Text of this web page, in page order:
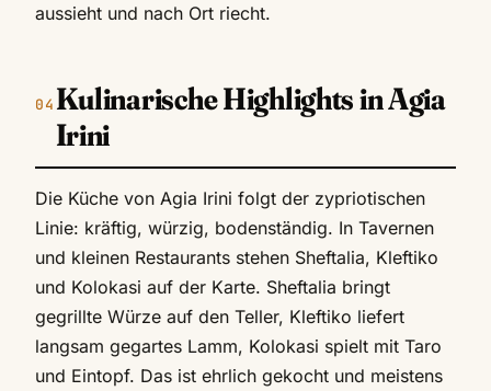
aussieht und nach Ort riecht.
Kulinarische Highlights in Agia
Irini
Die Küche von Agia Irini folgt der zypriotischen
Linie: kräftig, würzig, bodenständig. In Tavernen
und kleinen Restaurants stehen Sheftalia, Kleftiko
und Kolokasi auf der Karte. Sheftalia bringt
gegrillte Würze auf den Teller, Kleftiko liefert
langsam gegartes Lamm, Kolokasi spielt mit Taro
und Eintopf. Das ist ehrlich gekocht und meistens